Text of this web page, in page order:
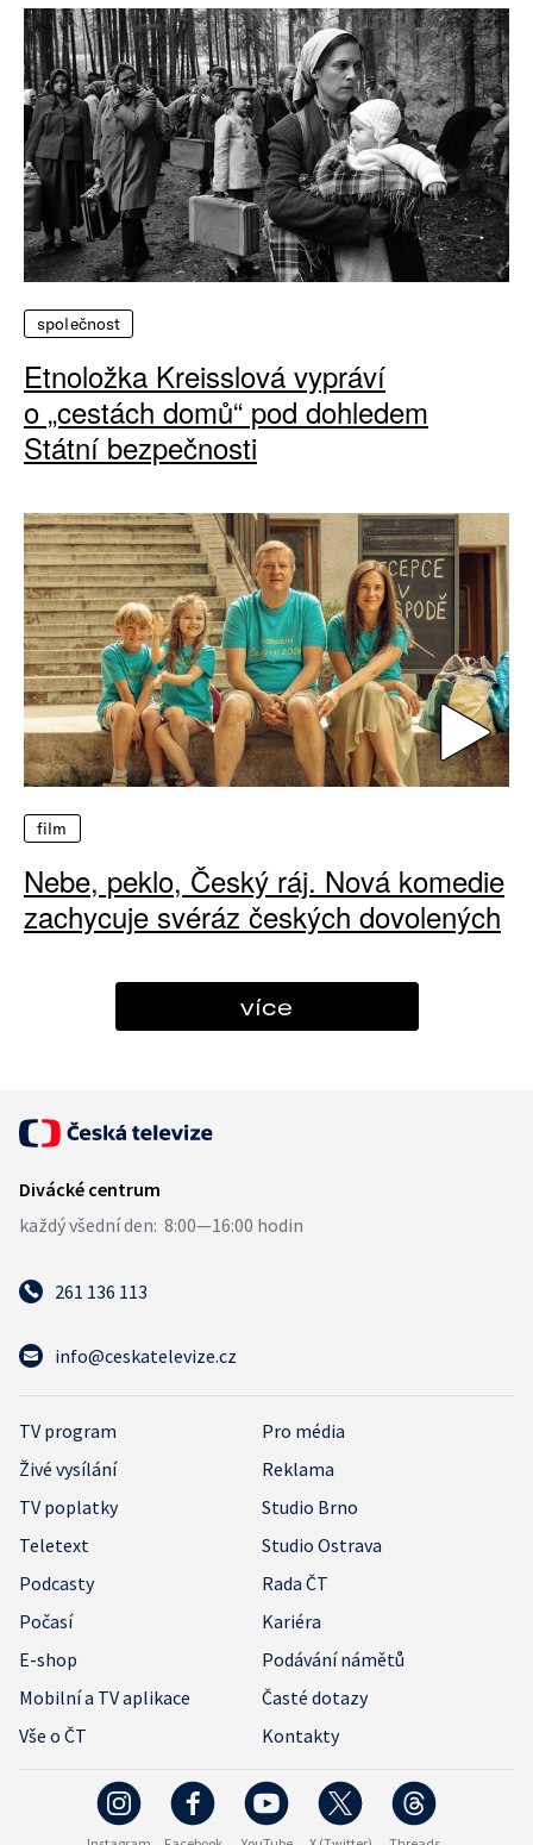
společnost
Etnoložka Kreisslová vypráví
o „cestách domů“ pod dohledem
Státní bezpečnosti
film
Nebe, peklo, Český ráj. Nová komedie
zachycuje svéráz českých dovolených
více
261 136 113
info@ceskatelevize.cz
TV program
Pro média
Živé vysílání
Reklama
TV poplatky
Studio Brno
Teletext
Studio Ostrava
Podcasty
Rada ČT
Počasí
Kariéra
E-shop
Podávání námětů
Mobilní a TV aplikace
Časté dotazy
Vše o ČT
Kontakty